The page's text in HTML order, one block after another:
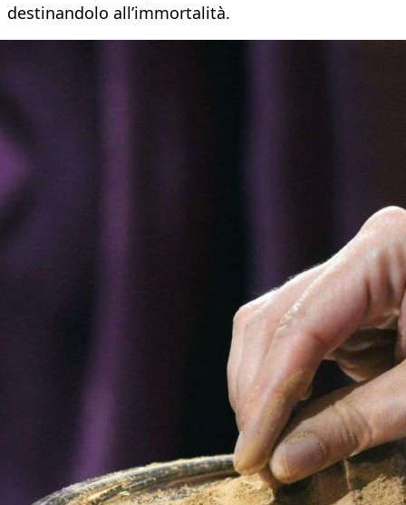
destinandolo all’immortalità.